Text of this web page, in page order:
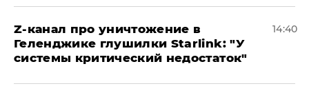
Z-канал про уничтожение в
Геленджике глушилки Starlink: "У
системы критический недостаток"
14:40